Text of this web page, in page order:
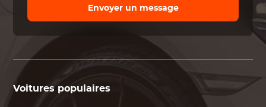
Envoyer un message
Voitures populaires